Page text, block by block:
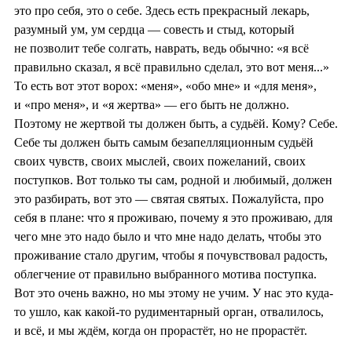
это про себя, это о себе. Здесь есть прекрасный лекарь,
разумный ум, ум сердца — совесть и стыд, который
не позволит тебе солгать, наврать, ведь обычно: «я всё
правильно сказал, я всё правильно сделал, это вот меня...»
То есть вот этот ворох: «меня», «обо мне» и «для меня»,
и «про меня», и «я жертва» — его быть не должно.
Поэтому не жертвой ты должен быть, а судьёй. Кому? Себе.
Себе ты должен быть самым безапелляционным судьёй
своих чувств, своих мыслей, своих пожеланий, своих
поступков. Вот только ты сам, родной и любимый, должен
это разбирать, вот это — святая святых. Пожалуйста, про
себя в плане: что я проживаю, почему я это проживаю, для
чего мне это надо было и что мне надо делать, чтобы это
проживание стало другим, чтобы я почувствовал радость,
облегчение от правильно выбранного мотива поступка.
Вот это очень важно, но мы этому не учим. У нас это куда-
то ушло, как какой-то рудиментарный орган, отвалилось,
и всё, и мы ждём, когда он прорастёт, но не прорастёт.